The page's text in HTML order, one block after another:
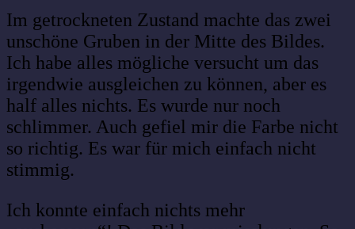
Im getrockneten Zustand machte das zwei
unschöne Gruben in der Mitte des Bildes.
Ich habe alles mögliche versucht um das
irgendwie ausgleichen zu können, aber es
half alles nichts. Es wurde nur noch
schlimmer. Auch gefiel mir die Farbe nicht
so richtig. Es war für mich einfach nicht
stimmig.
Ich konnte einfach nichts mehr